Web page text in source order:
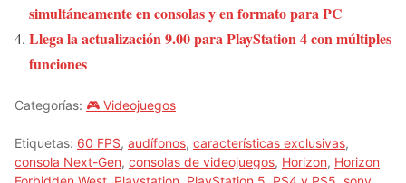
simultáneamente en consolas y en formato para PC
Llega la actualización 9.00 para PlayStation 4 con múltiples
funciones
Categorías: 🎮 Videojuegos
Etiquetas: 60 FPS, audífonos, características exclusivas,
consola Next-Gen, consolas de videojuegos, Horizon, Horizon